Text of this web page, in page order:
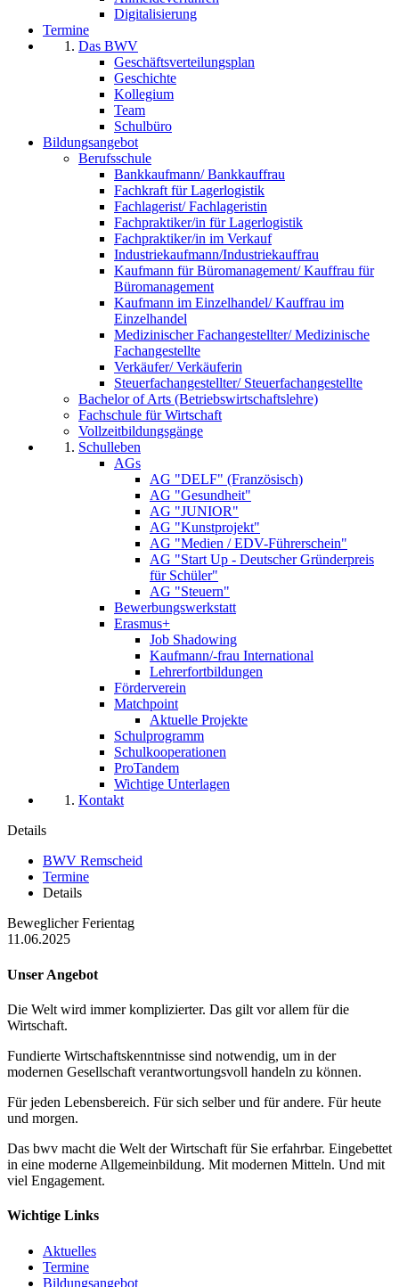
Digitalisierung
Termine
Das BWV
Geschäftsverteilungsplan
Geschichte
Kollegium
Team
Schulbüro
Bildungsangebot
Berufsschule
Bankkaufmann/ Bankkauffrau
Fachkraft für Lagerlogistik
Fachlagerist/ Fachlageristin
Fachpraktiker/in für Lagerlogistik
Fachpraktiker/in im Verkauf
Industriekaufmann/Industriekauffrau
Kaufmann für Büromanagement/ Kauffrau für
Büromanagement
Kaufmann im Einzelhandel/ Kauffrau im
Einzelhandel
Medizinischer Fachangestellter/ Medizinische
Fachangestellte
Verkäufer/ Verkäuferin
Steuerfachangestellter/ Steuerfachangestellte
Bachelor of Arts (Betriebswirtschaftslehre)
Fachschule für Wirtschaft
Vollzeitbildungsgänge
Schulleben
AGs
AG "DELF" (Französisch)
AG "Gesundheit"
AG "JUNIOR"
AG "Kunstprojekt"
AG "Medien / EDV-Führerschein"
AG "Start Up - Deutscher Gründerpreis
für Schüler"
AG "Steuern"
Bewerbungswerkstatt
Erasmus+
Job Shadowing
Kaufmann/-frau International
Lehrerfortbildungen
Förderverein
Matchpoint
Aktuelle Projekte
Schulprogramm
Schulkooperationen
ProTandem
Wichtige Unterlagen
Kontakt
Details
BWV Remscheid
Termine
Details
Beweglicher Ferientag
11.06.2025
Unser Angebot
Die Welt wird immer komplizierter. Das gilt vor allem für die
Wirtschaft.
Fundierte Wirtschaftskenntnisse sind notwendig, um in der
modernen Gesellschaft verantwortungsvoll handeln zu können.
Für jeden Lebensbereich. Für sich selber und für andere. Für heute
und morgen.
Das bwv macht die Welt der Wirtschaft für Sie erfahrbar. Eingebettet
in eine moderne Allgemeinbildung. Mit modernen Mitteln. Und mit
viel Engagement.
Wichtige Links
Aktuelles
Termine
Bildungsangebot